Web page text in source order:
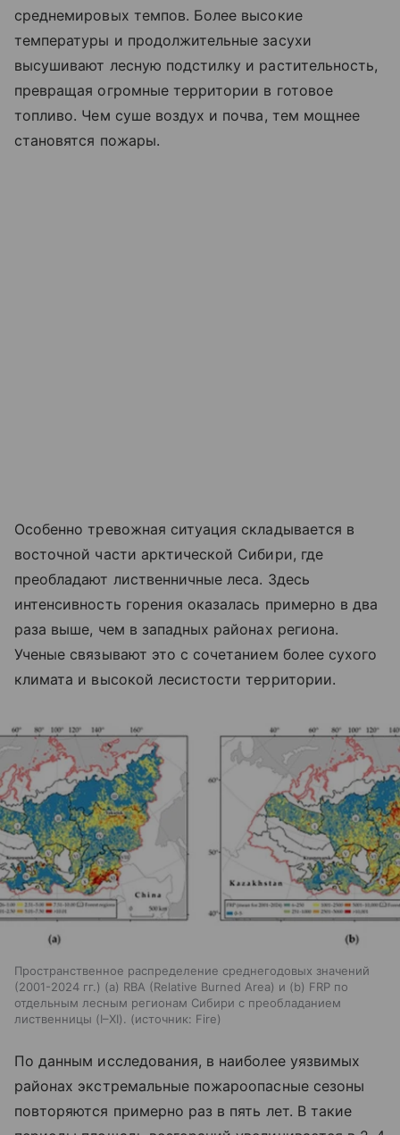
среднемировых темпов. Более высокие
температуры и продолжительные засухи
высушивают лесную подстилку и растительность,
превращая огромные территории в готовое
топливо. Чем суше воздух и почва, тем мощнее
становятся пожары.
Особенно тревожная ситуация складывается в
восточной части арктической Сибири, где
преобладают лиственничные леса. Здесь
интенсивность горения оказалась примерно в два
раза выше, чем в западных районах региона.
Ученые связывают это с сочетанием более сухого
климата и высокой лесистости территории.
Пространственное распределение среднегодовых значений
(2001-2024 гг.) (а) RBA (Relative Burned Area) и (b) FRP по
отдельным лесным регионам Сибири с преобладанием
лиственницы (I–XI).
источник: Fire
По данным исследования, в наиболее уязвимых
районах экстремальные пожароопасные сезоны
повторяются примерно раз в пять лет. В такие